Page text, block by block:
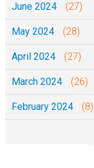
June 2024 (27)
May 2024 (28)
April 2024 (27)
March 2024 (26)
February 2024 (8)